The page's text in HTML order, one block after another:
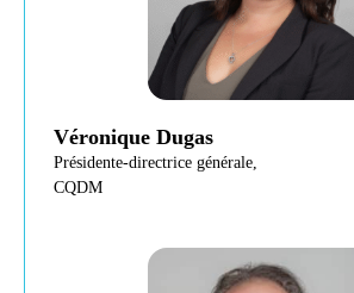
Véronique Dugas
Présidente-directrice générale,
CQDM